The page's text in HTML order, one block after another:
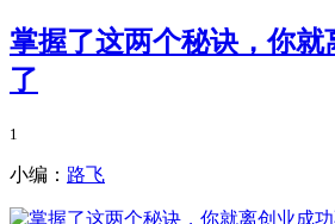
掌握了这两个秘诀，你就
了
1
小编： 路飞